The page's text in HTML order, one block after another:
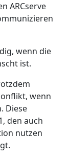
ARCserve
wenn die
ist.
wenn
Diese
den auch
nutzen